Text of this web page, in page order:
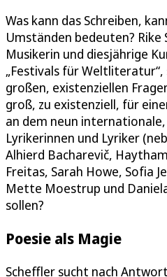
Was kann das Schreiben,
Umständen bedeuten? Rike
Musikerin und diesjährige
„Festivals für Weltliteratur“,
großen, existenziellen
groß, zu existenziell, für
an dem neun
Lyrikerinnen und Lyriker
Alhierd Bacharevič,
Freitas, Sarah Howe, Sofia
Mette Moestrup und
sollen?
Poesie als Magie
Scheffler sucht nach